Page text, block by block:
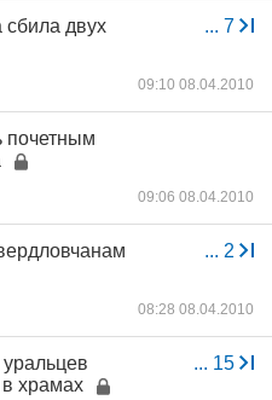
... 7
сбила двух
09:10 08.04.2010
почетным
09:06 08.04.2010
... 2
08:28 08.04.2010
... 15
в храмах